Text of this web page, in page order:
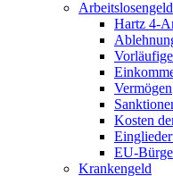
Hartz 4-
Vermögen
Kosten
EU-
Krankengeld